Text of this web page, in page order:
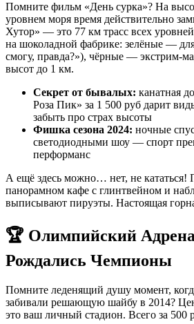
Помните фильм «День сурка»? На
уровнем моря время действительно
Хутор» — это 77 км трасс всех
на шоколадной фабрике: зелёные —
смогу, правда?»), чёрные — экстрим-
высот до 1 км.
Секрет от бывалых: канатная
Роза Пик» за 1 500 руб дарит
забыть про страх высоты
Фишка сезона 2024: ночные
светодиодными шоу — спорт
перформанс
А ещё здесь можно… нет, не кататься!
панорамном кафе с глинтвейном и
выписывают пируэты. Настоящая
🏆 Олимпийский
Рождались Чемпионы
Помните леденящий душу момент,
забивали решающую шайбу в 2014?
это ваш личный стадион. Всего за 500